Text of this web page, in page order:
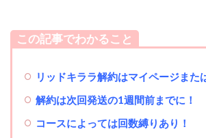
この記事でわかること
リッドキララ解約はマイページまた
解約は次回発送の1週間前までに！
コースによっては回数縛りあり！